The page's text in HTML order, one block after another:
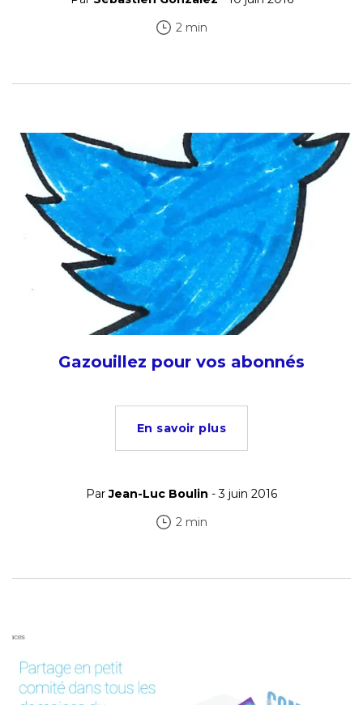
2 min
Gazouillez pour vos abonnés
En savoir plus
ParJean-Luc Boulin - 3 juin 2016
2 min